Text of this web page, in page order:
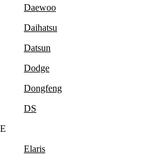
Daewoo
Daihatsu
Datsun
Dodge
Dongfeng
DS
E
Elaris